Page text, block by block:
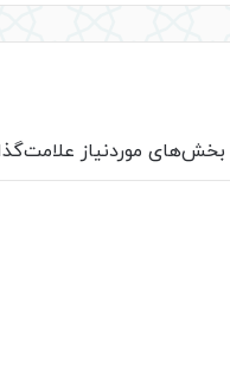
بخش‌های موردنیاز